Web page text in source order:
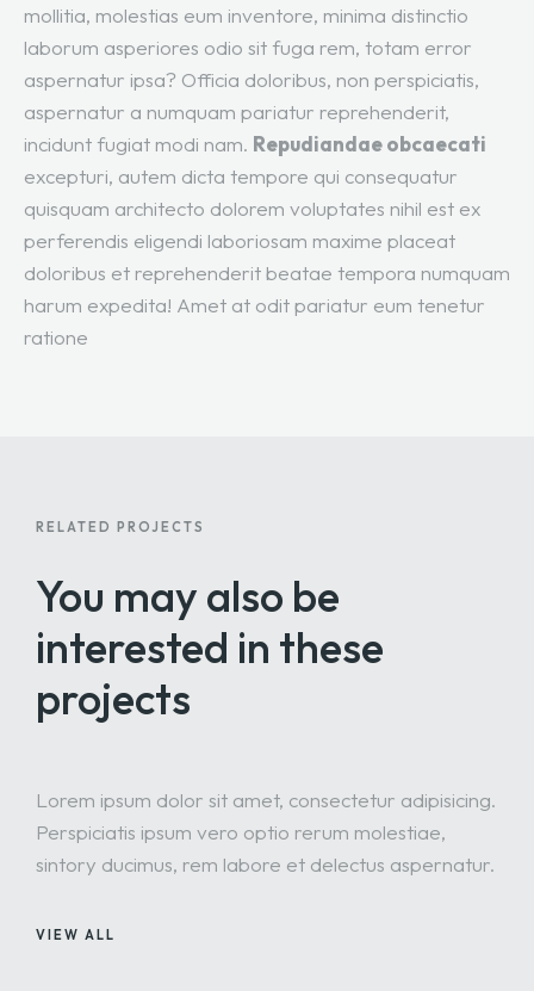
mollitia, molestias eum inventore, minima distinctio
laborum asperiores odio sit fuga rem, totam error
aspernatur ipsa? Officia doloribus, non perspiciatis,
aspernatur a numquam pariatur reprehenderit,
incidunt fugiat modi nam. Repudiandae obcaecati
excepturi, autem dicta tempore qui consequatur
quisquam architecto dolorem voluptates nihil est ex
perferendis eligendi laboriosam maxime placeat
doloribus et reprehenderit beatae tempora numquam
harum expedita! Amet at odit pariatur eum tenetur
ratione
RELATED PROJECTS
You may also be
interested in these
projects
Lorem ipsum dolor sit amet, consectetur adipisicing.
Perspiciatis ipsum vero optio rerum molestiae,
sintory ducimus, rem labore et delectus aspernatur.
VIEW ALL